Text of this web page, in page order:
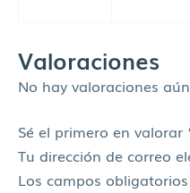
Valoraciones
No hay valoraciones
Sé el primero en valorar
Tu dirección de correo
Los campos